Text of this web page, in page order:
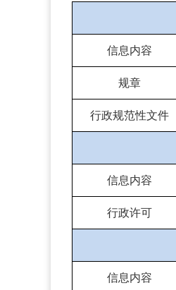
信息内容
规章
行政规范性文件
信息内容
行政许可
信息内容